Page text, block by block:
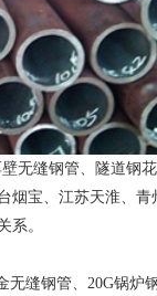
无缝钢管、隧道钢
烟宝、江苏天淮、青
系。
无缝钢管、20G锅炉